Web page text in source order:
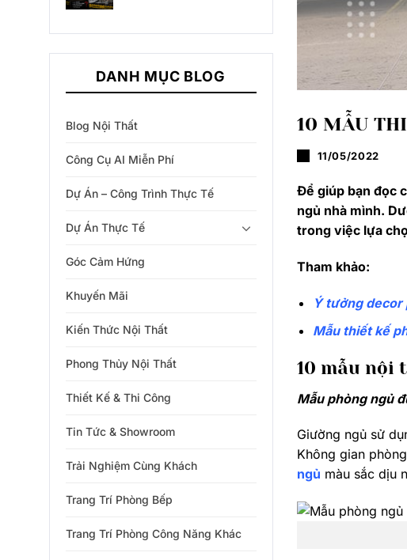
DANH MỤC BLOG
Blog Nội Thất
Công Cụ AI Miễn Phí
Dự Án – Công Trình Thực Tế
Dự Án Thực Tế
Góc Cảm Hứng
Khuyến Mãi
Kiến Thức Nội Thất
Phong Thủy Nội Thất
Thiết Kế & Thi Công
Tin Tức & Showroom
Trải Nghiệm Cùng Khách
Trang Trí Phòng Bếp
Trang Trí Phòng Công Năng Khác
10 MẪU
11/05/2022
Để giúp bạn đọc
ngủ nhà mình.
trong việc lựa
Tham khảo:
Ý tưởng decor
Mẫu thiết kế
10 mẫu nội
Mẫu phòng ngủ
Giường ngủ sử
Không gian
ngủ màu sắc dịu